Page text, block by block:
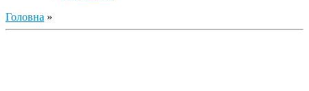
Головна »